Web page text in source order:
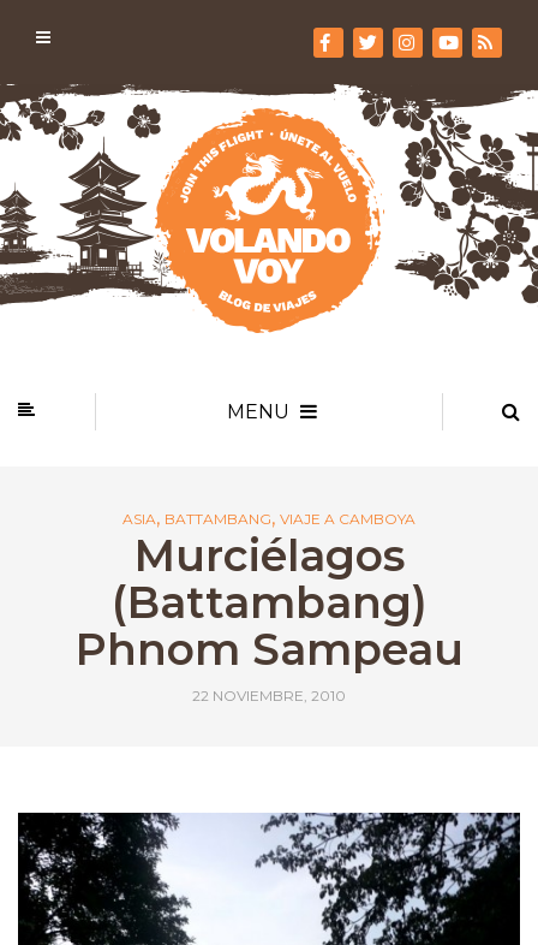
MENU
ASIA, BATTAMBANG, VIAJE A CAMBOYA
Murciélagos
(Battambang)
Phnom Sampeau
22 NOVIEMBRE, 2010